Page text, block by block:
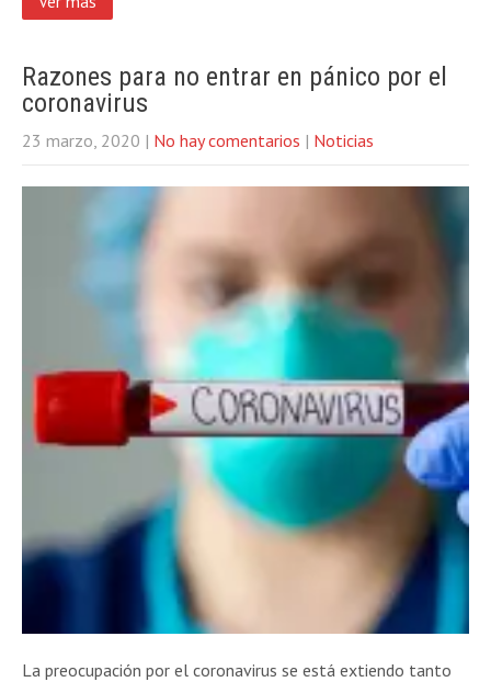
Razones para no entrar en pánico por el
coronavirus
23 marzo, 2020 | No hay comentarios | Noticias
La preocupación por el coronavirus se está extiendo tanto